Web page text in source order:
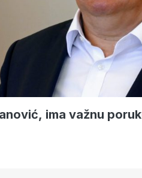
ima važnu